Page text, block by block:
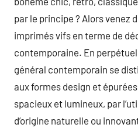
par le principe ? Alors venez
imprimés vifs en terme de
contemporaine. En
général contemporain se
aux formes design et
spacieux et lumineux, par
d’origine naturelle ou